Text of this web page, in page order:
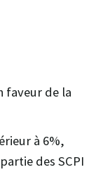
faveur de la
à 6%,
des SCPI